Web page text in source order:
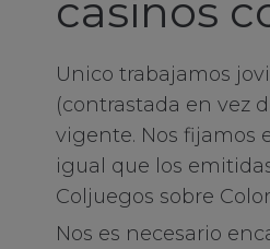
casinos
Unico trabajamos
(contrastada en vez
vigente. Nos fijamos
igual que los
Coljuegos sobre
Nos es necesario